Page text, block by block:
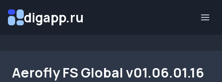
digapp.ru
Aerofly FS Global v01.06.01.16